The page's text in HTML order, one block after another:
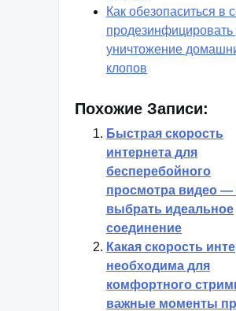
Как обезопаситься в
уничтожение
клопов
Похожие Записи:
Быстрая скорость
интернета для
бесперебойного
просмотра видео —
выбрать идеальное
соединение
Какая скорость
необходима для
комфортного
важные моменты